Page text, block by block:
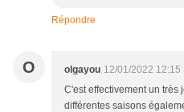
Répondre
O olgayou 12/01/2022 12:15
C'est effectivement un très
différentes saisons